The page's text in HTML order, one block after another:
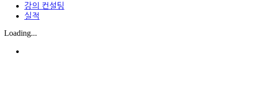
강의 컨설팅
실적
Loading...